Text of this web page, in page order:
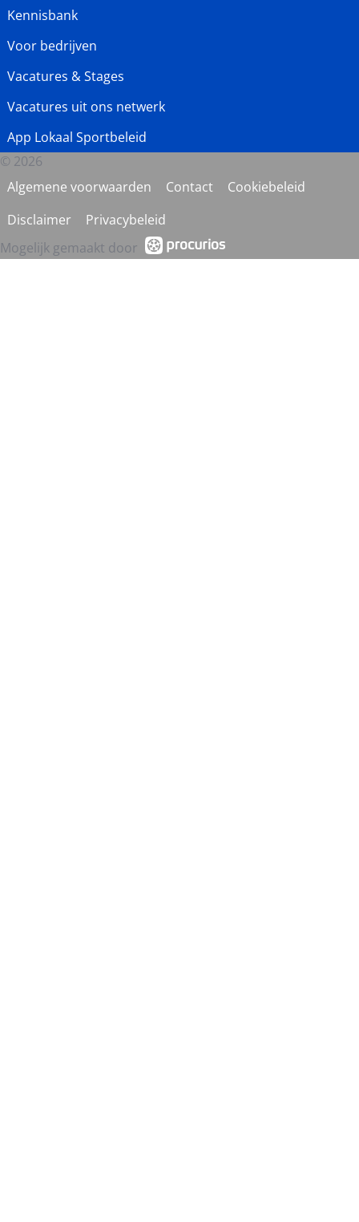
Kennisbank
Voor bedrijven
Vacatures & Stages
Vacatures uit ons netwerk
App Lokaal Sportbeleid
© 2026
Algemene voorwaarden
Contact
Cookiebeleid
Disclaimer
Privacybeleid
Mogelijk gemaakt door